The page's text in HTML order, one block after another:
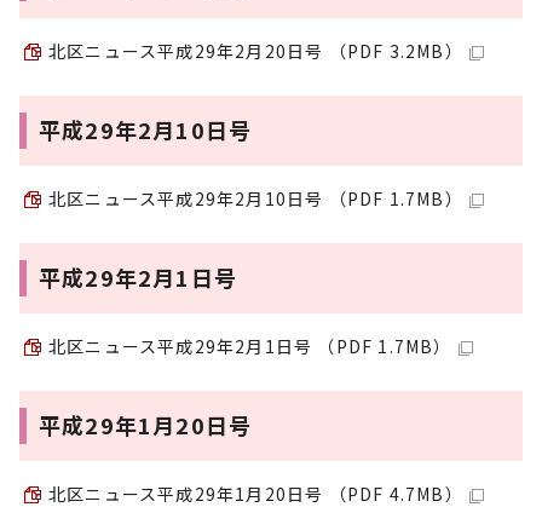
北区ニュース平成29年2月20日号 （PDF 3.2MB）
平成29年2月10日号
北区ニュース平成29年2月10日号 （PDF 1.7MB）
平成29年2月1日号
北区ニュース平成29年2月1日号 （PDF 1.7MB）
平成29年1月20日号
北区ニュース平成29年1月20日号 （PDF 4.7MB）